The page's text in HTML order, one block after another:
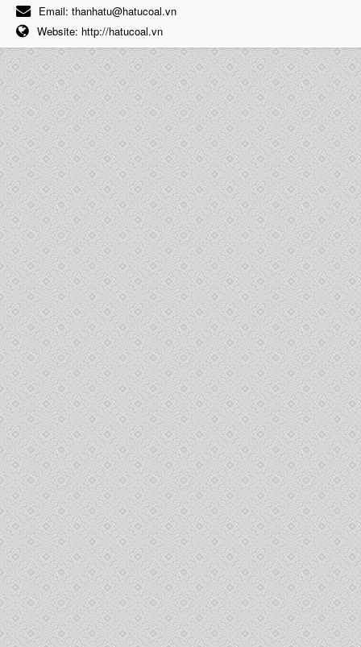
Email: thanhatu@hatucoal.vn
Website: http://hatucoal.vn